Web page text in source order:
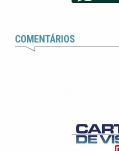
COMENTÁRIOS